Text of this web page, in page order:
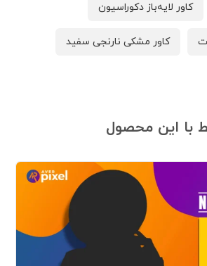
کاور لایه‌باز دکوراسیون
کاور مشکی نارنجی سفید
با این محصول